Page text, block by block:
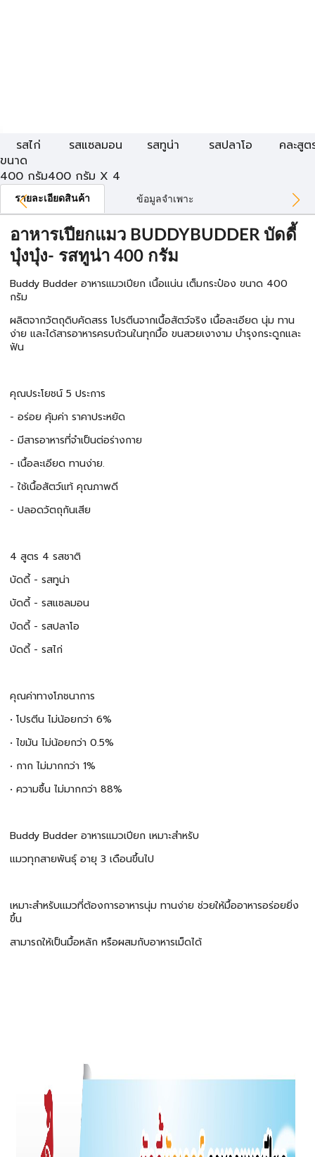
รสไก่ รสแซลมอน รสทูน่า รสปลาโอ
คละสูต
ขนาด
400 กรัม400 กรัม X 4
รายละเอียดสินค้า ข้อมูลจำเพาะ
อาหารเปียกแมว BUDDYBUDDER บัดดี้
บุ๋งบุ๋ง- รสทูน่า 400 กรัม
Buddy Budder อาหารแมวเปียก เนื้อแน่น เต็มกระป๋อง ขนาด 400
กรัม
ผลิตจากวัตถุดิบคัดสรร โปรตีนจากเนื้อสัตว์จริง เนื้อละเอียด นุ่ม ทาน
ง่าย และได้สารอาหารครบถ้วนในทุกมื้อ ขนสวยเงางาม บำรุงกระดูกและ
ฟัน
คุณประโยชน์ 5 ประการ
- อร่อย คุ้มค่า ราคาประหยัด
- มีสารอาหารที่จำเป็นต่อร่างกาย
- เนื้อละเอียด ทานง่าย.
- ใช้เนื้อสัตว์แท้ คุณภาพดี
- ปลอดวัตถุกันเสีย
4 สูตร 4 รสชาติ
บัดดี้ - รสทูน่า
บัดดี้ - รสแซลมอน
บัดดี้ - รสปลาโอ
บัดดี้ - รสไก่
️คุณค่าทางโภชนาการ
• โปรตีน ไม่น้อยกว่า 6%
• ไขมัน ไม่น้อยกว่า 0.5%
• กาก ไม่มากกว่า 1%
• ความชื้น ไม่มากกว่า 88%
Buddy Budder อาหารแมวเปียก เหมาะสำหรับ
แมวทุกสายพันธ์ุ อายุ 3 เดือนขึ้นไป
เหมาะสำหรับแมวที่ต้องการอาหารนุ่ม ทานง่าย ช่วยให้มื้ออาหารอร่อยยิ่ง
ขึ้น
สามารถให้เป็นมื้อหลัก หรือผสมกับอาหารเม็ดได้